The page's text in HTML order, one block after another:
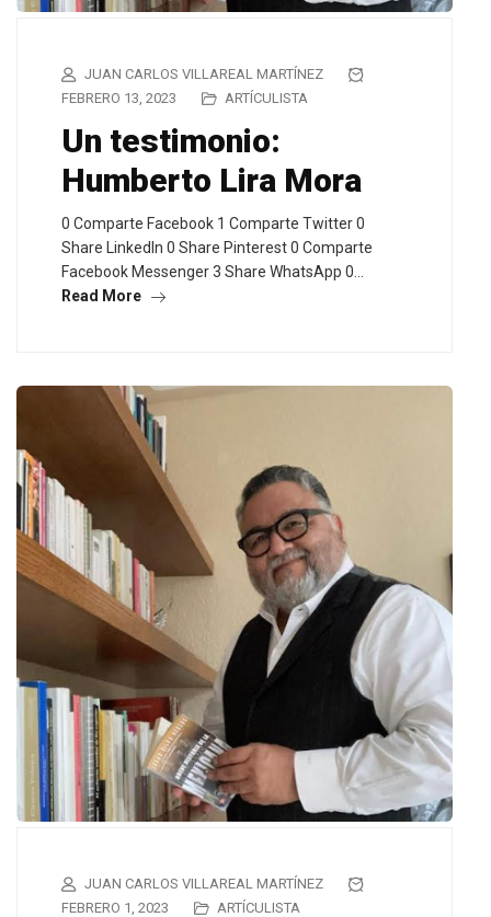
JUAN CARLOS VILLAREAL MARTÍNEZ
FEBRERO 13, 2023
ARTÍCULISTA
Un testimonio:
Humberto Lira Mora
0 Comparte Facebook 1 Comparte Twitter 0
Share LinkedIn 0 Share Pinterest 0 Comparte
Facebook Messenger 3 Share WhatsApp 0…
Read More
JUAN CARLOS VILLAREAL MARTÍNEZ
FEBRERO 1, 2023
ARTÍCULISTA